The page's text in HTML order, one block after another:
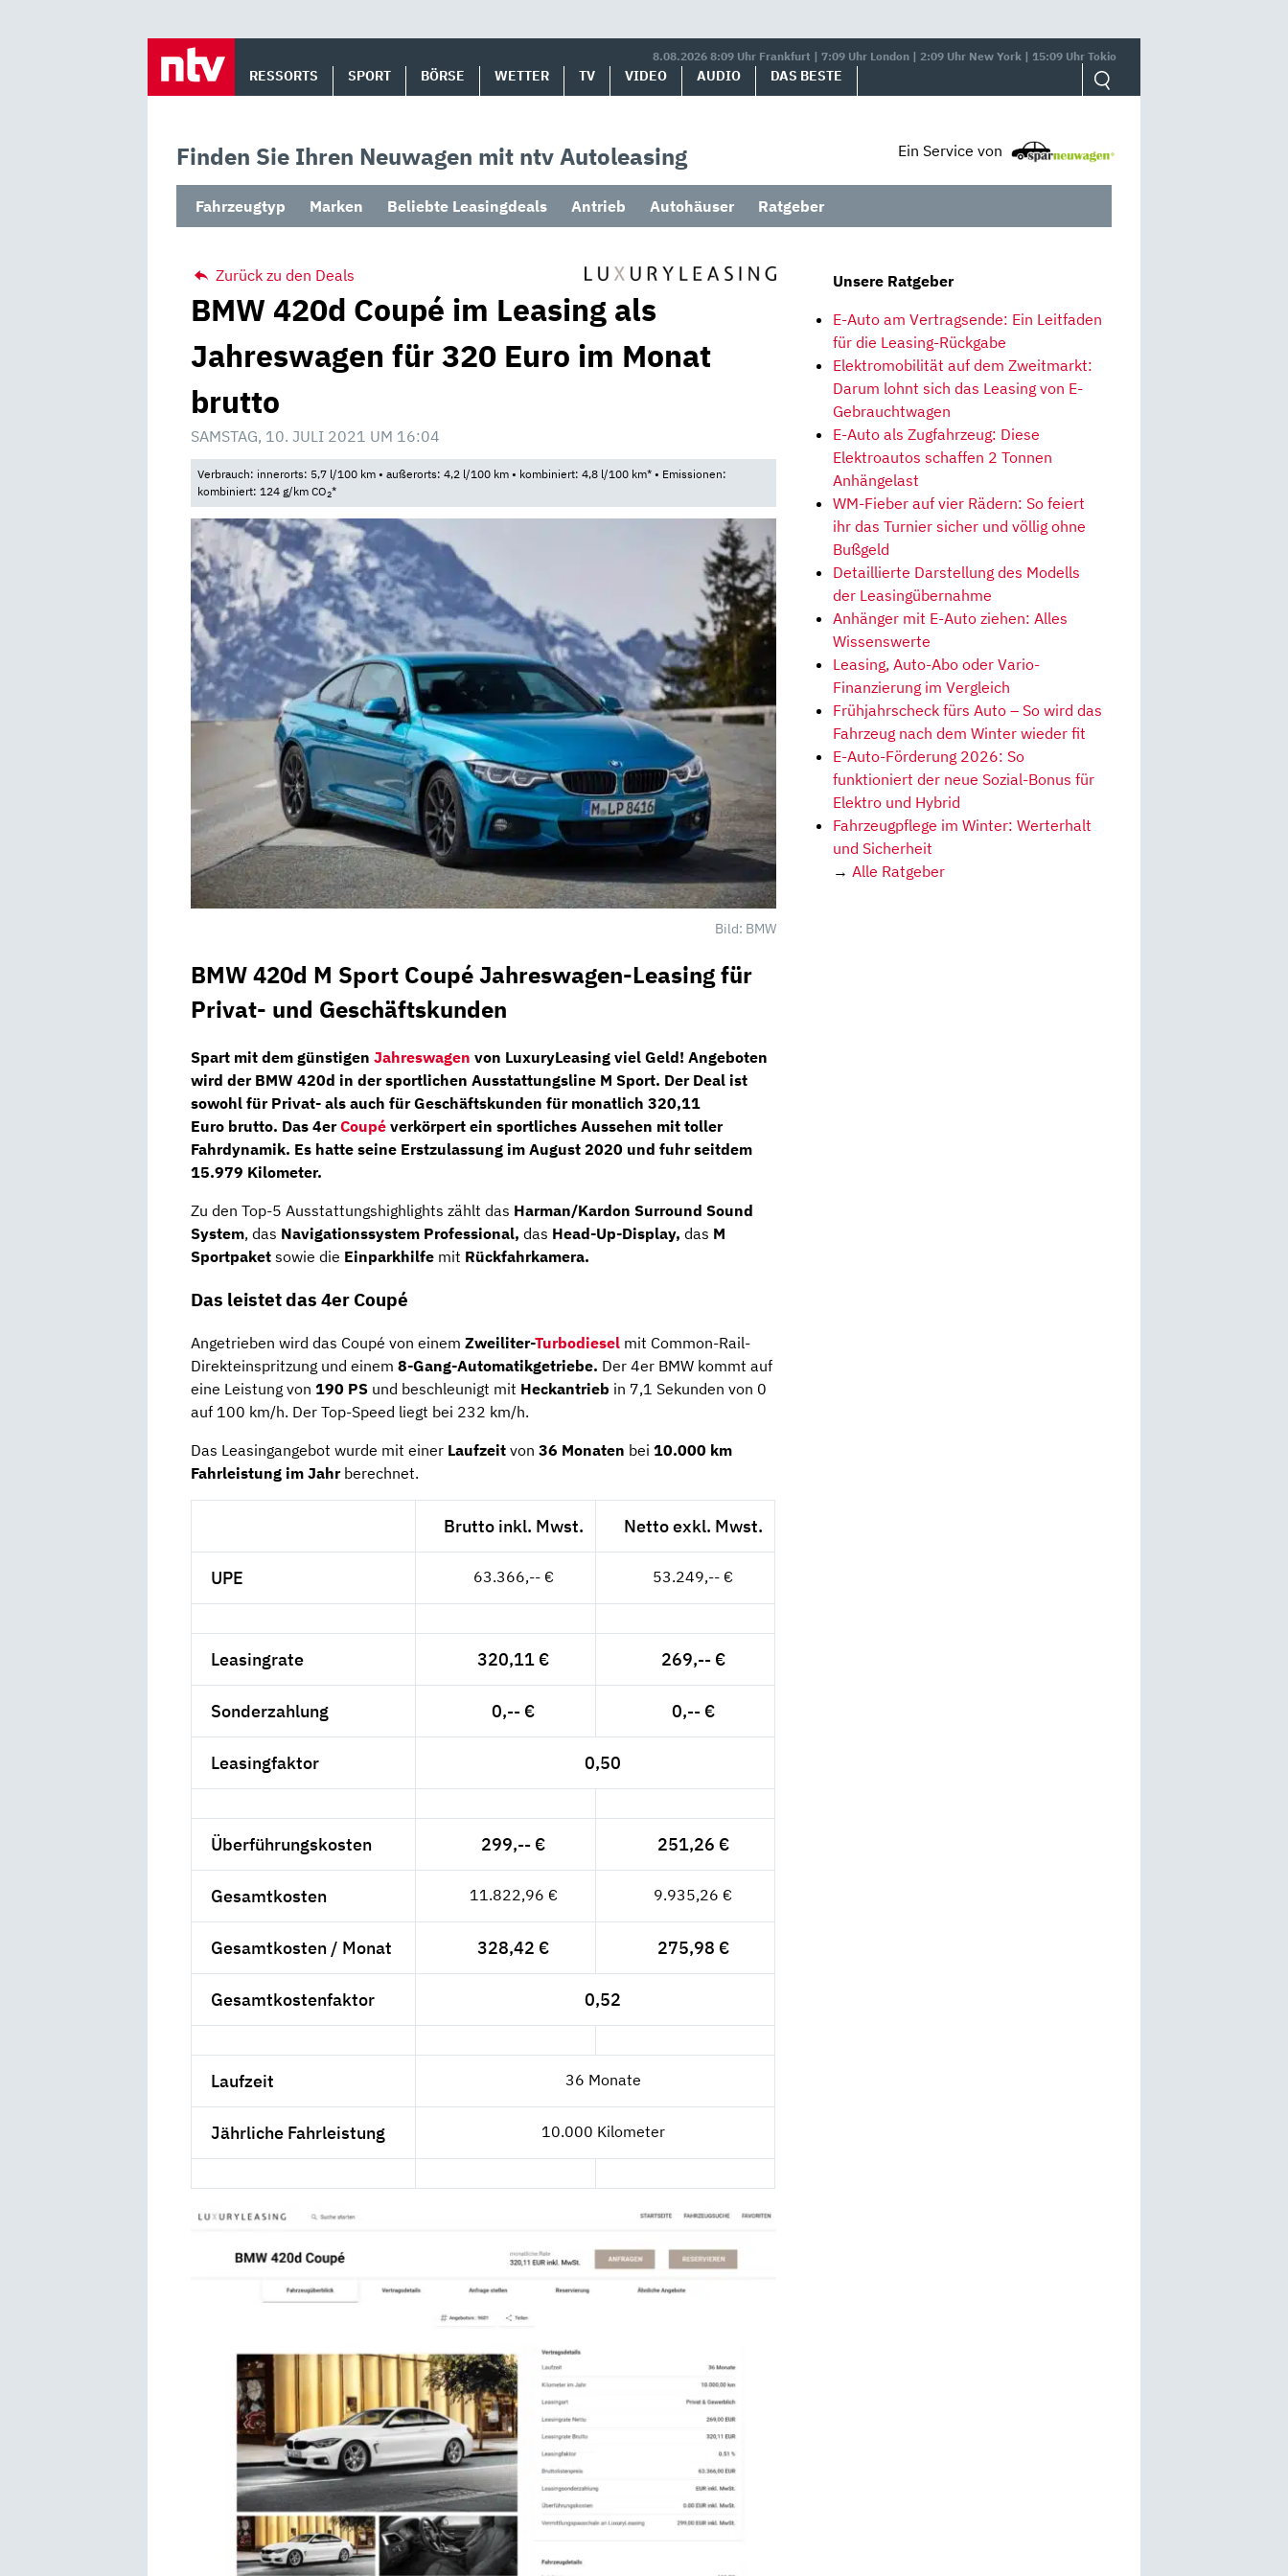
8.08.2026 8:09 Uhr Frankfurt | 7:09 Uhr London | 2:09 Uhr New York | 15:09 Uhr Tokio
RESSORTS SPORT BÖRSE WETTER TV VIDEO AUDIO DAS BESTE
Finden Sie Ihren Neuwagen mit ntv Autoleasing Ein Service von
Fahrzeugtyp Marken Beliebte Leasingdeals Antrieb Autohäuser Ratgeber
Zurück zu den Deals
BMW 420d Coupé im Leasing als
Jahreswagen für 320 Euro im Monat
brutto
SAMSTAG, 10. JULI 2021 UM 16:04
Verbrauch: innerorts: 5,7 l/100 km • außerorts: 4,2 l/100 km • kombiniert: 4,8 l/100 km* • Emissionen:
kombiniert: 124 g/km CO2*
Bild: BMW
BMW 420d M Sport CoupéJahreswagen-Leasing für
Privat- und Geschäftskunden
Spart mit dem günstigen Jahreswagen von LuxuryLeasing viel Geld! Angeboten
wird der BMW 420d in der sportlichen Ausstattungsline M Sport. Der Deal ist
sowohl für Privat- als auch fürGeschäftskunden für monatlich 320,11
Euro brutto. Das 4erCoupé verkörpert ein sportliches Aussehen mit toller
Fahrdynamik. Es hatte seine Erstzulassung im August 2020 und fuhr seitdem
15.979 Kilometer.
Zu den Top-5 Ausstattungshighlights zählt das Harman/Kardon Surround Sound
System, das Navigationssystem Professional, das Head-Up-Display, das M
Sportpaket sowie die Einparkhilfe mit Rückfahrkamera.
Das leistet das 4er Coupé
Angetrieben wird das Coupé von einem Zweiliter-Turbodiesel mit Common-Rail-
Direkteinspritzung und einem 8-Gang-Automatikgetriebe. Der 4er BMW kommt auf
eine Leistung von 190 PS und beschleunigt mit Heckantrieb in 7,1 Sekunden von 0
auf 100 km/h. Der Top-Speed liegt bei 232 km/h.
Das Leasingangebot wurde mit einer Laufzeit von 36 Monaten bei 10.000 km
Fahrleistung im Jahrberechnet.
Brutto inkl. Mwst. Netto exkl. Mwst.
UPE 63.366,-- € 53.249,-- €
Leasingrate 320,11 € 269,-- €
Sonderzahlung 0,-- € 0,-- €
Leasingfaktor 0,50
Überführungskosten 299,-- € 251,26 €
Gesamtkosten 11.822,96 € 9.935,26 €
Gesamtkosten / Monat 328,42 € 275,98 €
Gesamtkostenfaktor 0,52
Laufzeit 36 Monate
Jährliche Fahrleistung 10.000 Kilometer
Unsere Ratgeber
E-Auto am Vertragsende: Ein Leitfaden
für die Leasing-Rückgabe
Elektromobilität auf dem Zweitmarkt:
Darum lohnt sich das Leasing von E-
Gebrauchtwagen
E-Auto als Zugfahrzeug: Diese
Elektroautos schaffen 2 Tonnen
Anhängelast
WM-Fieber auf vier Rädern: So feiert
ihr das Turnier sicher und völlig ohne
Bußgeld
Detaillierte Darstellung des Modells
der Leasingübernahme
Anhänger mit E-Auto ziehen: Alles
Wissenswerte
Leasing, Auto-Abo oder Vario-
Finanzierung im Vergleich
Frühjahrscheck fürs Auto – So wird das
Fahrzeug nach dem Winter wieder fit
E-Auto-Förderung 2026: So
funktioniert der neue Sozial-Bonus für
Elektro und Hybrid
Fahrzeugpflege im Winter: Werterhalt
und Sicherheit
→ Alle Ratgeber